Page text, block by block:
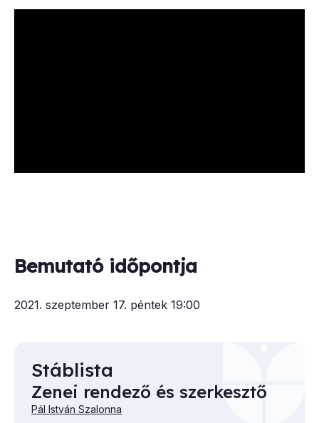
Bemutató időpontja
2021. szeptember 17. péntek 19:00
Stáblista
Zenei rendező és szerkesztő
Pál István Szalonna